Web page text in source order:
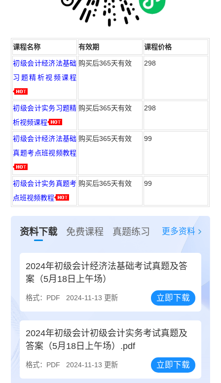
课程名称 有效期 课程价格
初级会计经济法基础
习题精析视频课程
购买后365天有效 298
初级会计实务习题精
析视频课程
购买后365天有效 298
初级会计经济法基础
真题考点班视频教程
购买后365天有效 99
初级会计实务真题考
点班视频教程
购买后365天有效 99
资料下载 免费课程 真题练习 更多资料
2024年初级会计经济法基础考试真题及答
案（5月18日上午场）
格式：PDF 2024-11-13 更新 立即下载
2024年初级会计初级会计实务考试真题及
答案（5月18日上午场）.pdf
格式：PDF 2024-11-13 更新 立即下载